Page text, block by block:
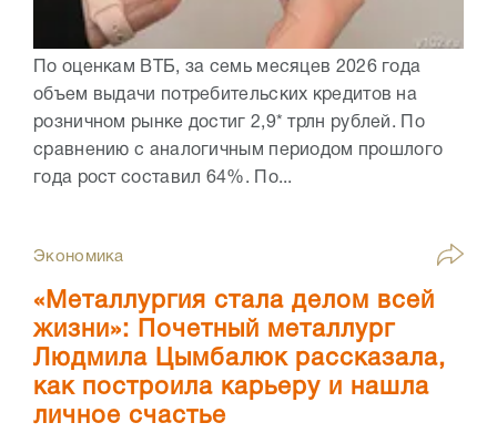
По оценкам ВТБ, за семь месяцев 2026 года
объем выдачи потребительских кредитов на
розничном рынке достиг 2,9* трлн рублей. По
сравнению с аналогичным периодом прошлого
года рост составил 64%. По...
Экономика
«Металлургия стала делом всей
жизни»: Почетный металлург
Людмила Цымбалюк рассказала,
как построила карьеру и нашла
личное счастье